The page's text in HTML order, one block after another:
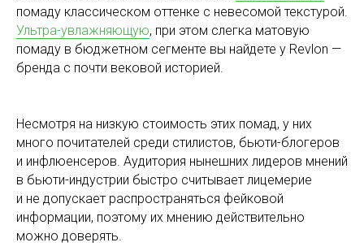
помаду классическом оттенке с невесомой текстурой.
Ультра-увлажняющую, при этом слегка матовую
помаду в бюджетном сегменте вы найдете у Revlon —
бренда с почти вековой историей.
Несмотря на низкую стоимость этих помад, у них
много почитателей среди стилистов, бьюти-блогеров
и инфлюенсеров. Аудитория нынешних лидеров мнений
в бьюти-индустрии быстро считывает лицемерие
и не допускает распространяться фейковой
информации, поэтому их мнению действительно
можно доверять.